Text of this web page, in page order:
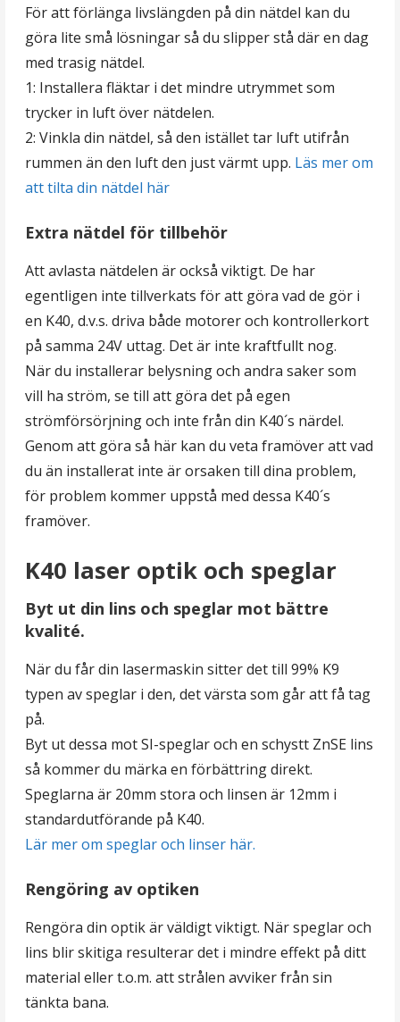
För att förlänga livslängden på din nätdel kan du
göra lite små lösningar så du slipper stå där en dag
med trasig nätdel.
1: Installera fläktar i det mindre utrymmet som
trycker in luft över nätdelen.
2: Vinkla din nätdel, så den istället tar luft utifrån
rummen än den luft den just värmt upp. Läs mer om
att tilta din nätdel här
Extra nätdel för tillbehör
Att avlasta nätdelen är också viktigt. De har
egentligen inte tillverkats för att göra vad de gör i
en K40, d.v.s. driva både motorer och kontrollerkort
på samma 24V uttag. Det är inte kraftfullt nog.
När du installerar belysning och andra saker som
vill ha ström, se till att göra det på egen
strömförsörjning och inte från din K40´s närdel.
Genom att göra så här kan du veta framöver att vad
du än installerat inte är orsaken till dina problem,
för problem kommer uppstå med dessa K40´s
framöver.
K40 laser optik och speglar
Byt ut din lins och speglar mot bättre
kvalité.
När du får din lasermaskin sitter det till 99% K9
typen av speglar i den, det värsta som går att få tag
på.
Byt ut dessa mot SI-speglar och en schystt ZnSE lins
så kommer du märka en förbättring direkt.
Speglarna är 20mm stora och linsen är 12mm i
standardutförande på K40.
Lär mer om speglar och linser här.
Rengöring av optiken
Rengöra din optik är väldigt viktigt. När speglar och
lins blir skitiga resulterar det i mindre effekt på ditt
material eller t.o.m. att strålen avviker från sin
tänkta bana.